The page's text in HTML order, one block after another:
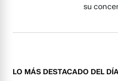
su
LO MÁS DESTACADO DEL